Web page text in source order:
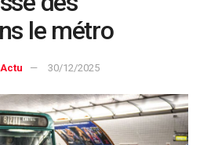
le métro
30/12/2025